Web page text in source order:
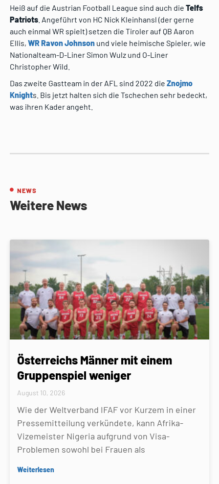
Heiß auf die Austrian Football League sind auch die Telfs
Patriots . Angeführt von HC Nick Kleinhansl (der gerne
auch einmal WR spielt) setzen die Tiroler auf QB Aaron
Ellis, WR Ravon Johnson und viele heimische Spieler, wie
Nationalteam-D-Liner Simon Wulz und O-Liner
Christopher Wild.
Das zweite Gastteam in der AFL sind 2022 die Znojmo
Knights. Bis jetzt halten sich die Tschechen sehr bedeckt,
was ihren Kader angeht.
NEWS
Weitere News
Österreichs Männer mit einem
Gruppenspiel weniger
August 10, 2026
Wie der Weltverband IFAF vor Kurzem in einer
Pressemitteilung verkündete, kann Afrika-
Vizemeister Nigeria aufgrund von Visa-
Problemen sowohl bei Frauen als
Weiterlesen